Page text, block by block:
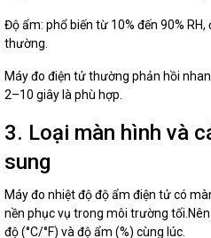
Độ ẩm: phổ biến từ 10% đến 90%
thường.
Máy đo điện tử thường phản hồi
2–10 giây là phù hợp.
3. Loại màn hình và
sung
Máy đo nhiệt độ độ ẩm điện tử có
nền phục vụ trong môi trường
độ (°C/°F) và độ ẩm (%) cùng lúc.